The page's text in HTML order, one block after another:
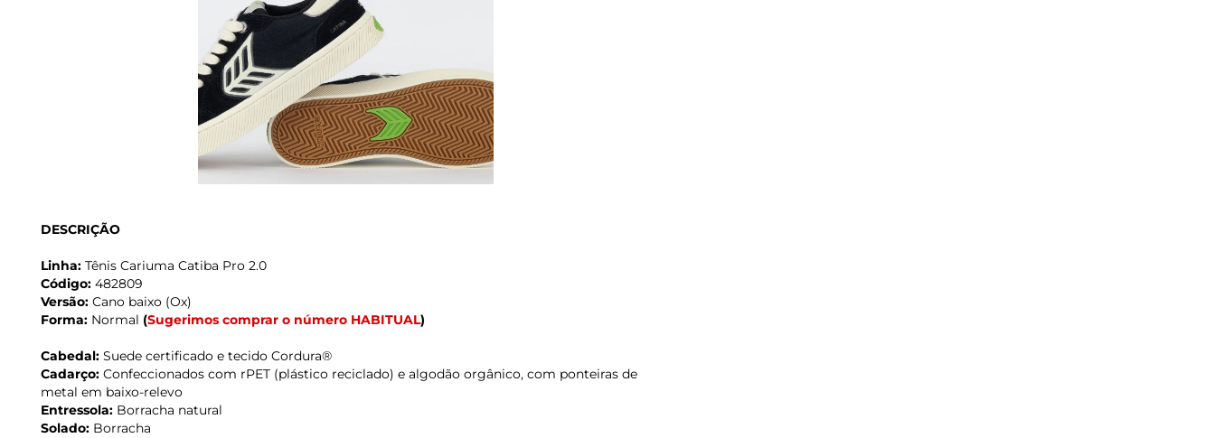
DESCRIÇÃO
Linha: Tênis Cariuma Catiba Pro 2.0
Código: 482809
Versão: Cano baixo (Ox)
Forma: Normal (Sugerimos comprar o número HABITUAL)
Cabedal: Suede certificado e tecido Cordura®
Cadarço: Confeccionados com rPET (plástico reciclado) e algodão orgânico, com ponteiras de
metal em baixo-relevo
Entressola: Borracha natural
Solado: Borracha